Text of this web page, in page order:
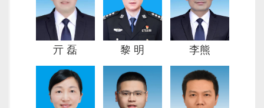
亓 磊 黎 明 李熊